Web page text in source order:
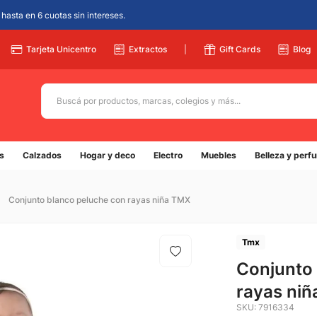
en 6 cuotas sin intereses.
Tarjeta Unicentro Extractos Gift Cards Blog
Buscá por productos, marcas, colegios y más...
Calzados Hogar y deco Electro Muebles Belleza y
Conjunto blanco peluche con rayas niña TMX
Tmx
rayas
SKU:7916334
Términos más buscados